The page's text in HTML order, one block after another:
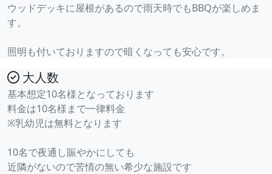
ウッドデッキに屋根があるので雨天時でもBBQが楽しめま
す。
照明も付いておりますので暗くなっても安心です。
大人数
基本想定10名様となっております
料金は10名様まで一律料金
※乳幼児は無料となります
10名で夜通し賑やかにしても
近隣がないので苦情の無い希少な施設です